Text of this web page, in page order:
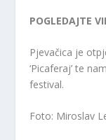
POGLEDAJTE
Pjevačica je
‘Picaferaj’ te
festival.
Foto: Miroslav